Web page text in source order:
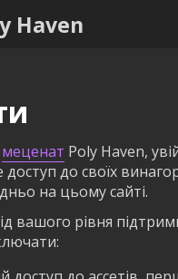
Haven
меценат Poly Haven,
до своїх
на цьому сайті.
вашого рівня